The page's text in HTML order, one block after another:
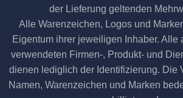
der Lieferung geltenden
Alle Warenzeichen, Logos und
Eigentum ihrer jeweiligen Inhaber. Alle
verwendeten Firmen-, Produkt- und
dienen lediglich der Identifizierung. Die
Namen, Warenzeichen und Marken